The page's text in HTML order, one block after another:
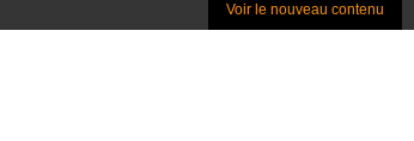
Voir le nouveau contenu